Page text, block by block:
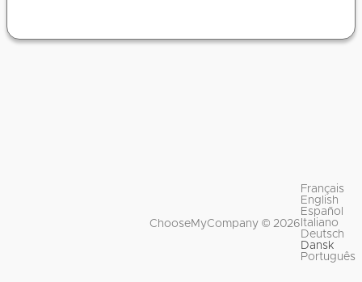
ChooseMyCompany © 2026
Français
English
Español
Italiano
Deutsch
Dansk
Português